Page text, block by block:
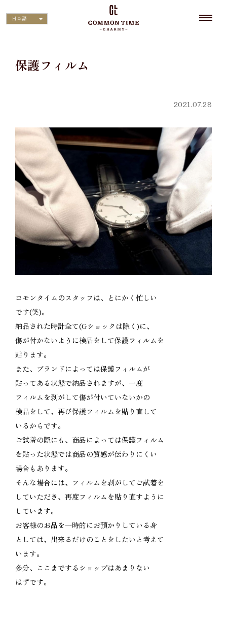
日本語
保護フィルム
2021.07.28
コモンタイムのスタッフは、とにかく忙しい
です(笑)。
納品された時計全て(Gショックは除く)に、
傷が付かないように検品をして保護フィルムを
貼ります。
また、ブランドによっては保護フィルムが
貼ってある状態で納品されますが、一度
フィルムを剥がして傷が付いていないかの
検品をして、再び保護フィルムを貼り直して
いるからです。
ご試着の際にも、商品によっては保護フィルム
を貼った状態では商品の質感が伝わりにくい
場合もあります。
そんな場合には、フィルムを剥がしてご試着を
していただき、再度フィルムを貼り直すように
しています。
お客様のお品を一時的にお預かりしている身
としては、出来るだけのことをしたいと考えて
います。
多分、ここまでするショップはあまりない
はずです。